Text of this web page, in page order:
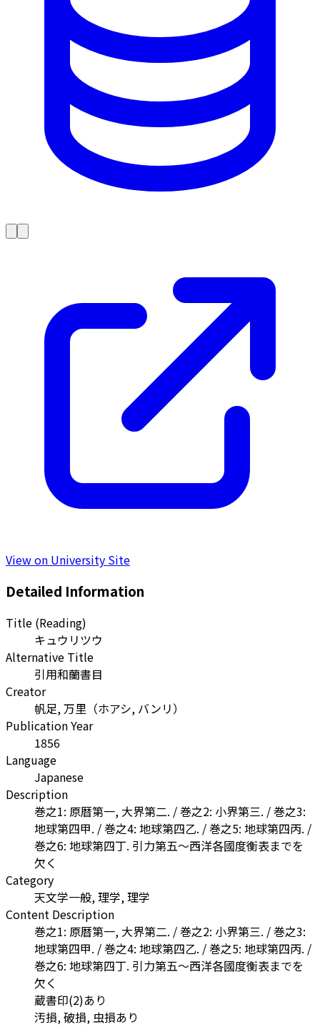
View on University Site
Detailed Information
Title (Reading)
キュウリツウ
Alternative Title
引用和蘭書目
Creator
帆足, 万里 （ホアシ, バンリ）
Publication Year
1856
Language
Japanese
Description
巻之1: 原暦第一, 大界第二. / 巻之2: 小界第三. / 巻之3:
地球第四甲. / 巻之4: 地球第四乙. / 巻之5: 地球第四丙. /
巻之6: 地球第四丁. 引力第五〜西洋各國度衡表までを
欠く
Category
天文学一般, 理学, 理学
Content Description
巻之1: 原暦第一, 大界第二. / 巻之2: 小界第三. / 巻之3:
地球第四甲. / 巻之4: 地球第四乙. / 巻之5: 地球第四丙. /
巻之6: 地球第四丁. 引力第五〜西洋各國度衡表までを
欠く
蔵書印(2)あり
汚損, 破損, 虫損あり